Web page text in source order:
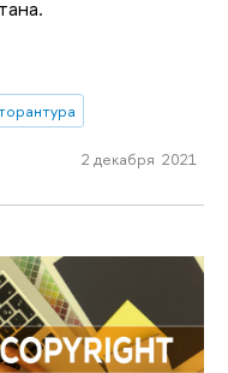
2 декабря 2021